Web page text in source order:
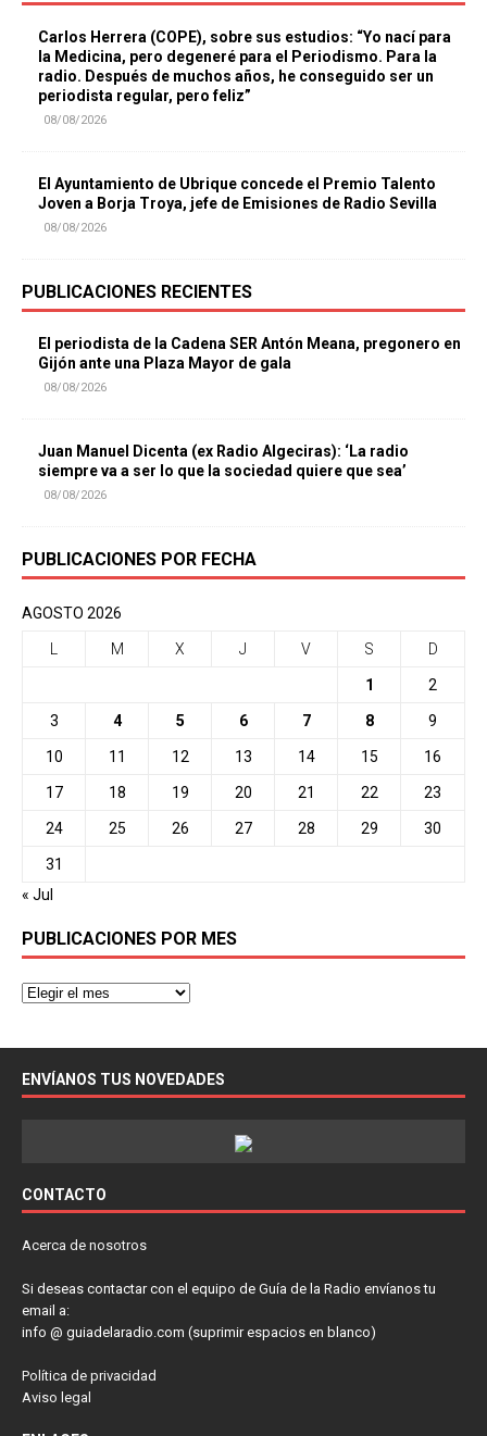
Carlos Herrera (COPE), sobre sus estudios: “Yo nací para
la Medicina, pero degeneré para el Periodismo. Para la
radio. Después de muchos años, he conseguido ser un
periodista regular, pero feliz”
08/08/2026
El Ayuntamiento de Ubrique concede el Premio Talento
Joven a Borja Troya, jefe de Emisiones de Radio Sevilla
08/08/2026
PUBLICACIONES RECIENTES
El periodista de la Cadena SER Antón Meana, pregonero en
Gijón ante una Plaza Mayor de gala
08/08/2026
Juan Manuel Dicenta (ex Radio Algeciras): ‘La radio
siempre va a ser lo que la sociedad quiere que sea’
08/08/2026
PUBLICACIONES POR FECHA
AGOSTO 2026
M X J V S D
1 2
3 4 5 6 7 8 9
10 11 12 13 14 15 16
17 18 19 20 21 22 23
24 25 26 27 28 29 30
31
« Jul
PUBLICACIONES POR MES
ENVÍANOS TUS NOVEDADES
CONTACTO
Acerca de nosotros
Si deseas contactar con el equipo de Guía de la Radio envíanos tu
email a:
info @ guiadelaradio.com (suprimir espacios en blanco)
Política de privacidad
Aviso legal